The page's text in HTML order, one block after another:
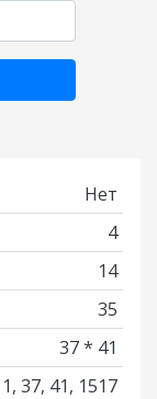
Нет
4
14
35
37 * 41
1, 37, 41, 1517